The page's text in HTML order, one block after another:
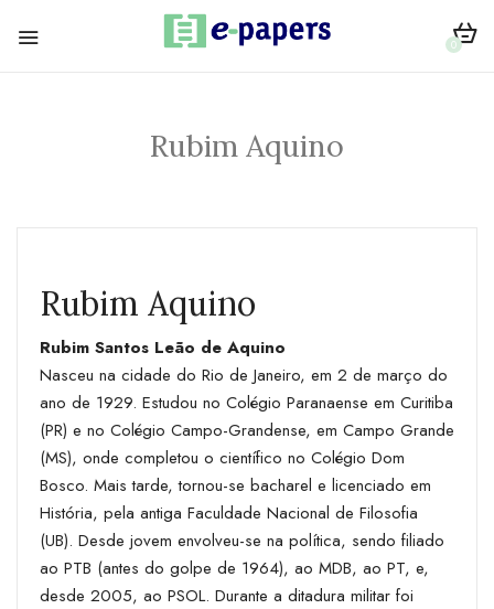
0
Rubim Aquino
Rubim Aquino
Rubim Santos Leão de Aquino
Nasceu na cidade do Rio de Janeiro, em 2 de março do
ano de 1929. Estudou no Colégio Paranaense em Curitiba
(PR) e no Colégio Campo-Grandense, em Campo Grande
(MS), onde completou o científico no Colégio Dom
Bosco. Mais tarde, tornou-se bacharel e licenciado em
História, pela antiga Faculdade Nacional de Filosofia
(UB). Desde jovem envolveu-se na política, sendo filiado
ao PTB (antes do golpe de 1964), ao MDB, ao PT, e,
desde 2005, ao PSOL. Durante a ditadura militar foi